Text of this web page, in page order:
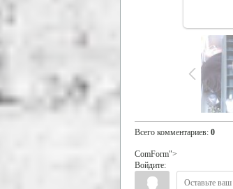
Всего комментариев: 0
ComForm">
Войдите: